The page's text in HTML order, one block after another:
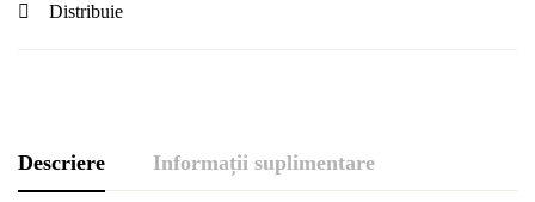
Distribuie
Descriere Informații suplimentare